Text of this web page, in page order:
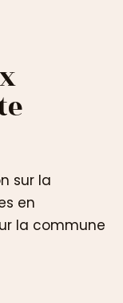
sur la
en
la commune